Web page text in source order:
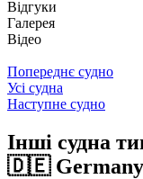
Відгуки
Галерея
Відео
Попереднє судно
Усі судна
Наступне судно
Інші судна
🇩🇪 Germany